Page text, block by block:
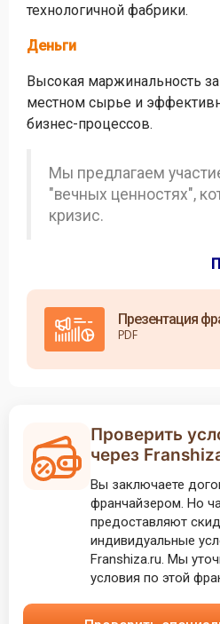
технологичной фабрики.
Деньги
Высокая маржинальность
местном сырье и
бизнес-процессов.
Мы предлагаем
"вечных ценностях",
кризис.
Презентация
PDF
Проверить
через
Вы заключаете
франчайзером. Но
предоставляют
индивидуальные
Franshiza.ru. Мы
условия по этой